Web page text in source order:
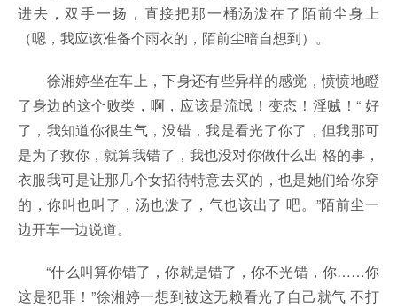
进去，双手一扬，直接把那一桶汤泼在了陌前尘身上
（嗯，我应该准备个雨衣的，陌前尘暗自想到）。
徐湘婷坐在车上，下身还有些异样的感觉，愤愤地瞪
了身边的这个败类，啊，应该是流氓！变态！淫贼！“ 好
了，我知道你很生气，没错，我是看光了你了，但我那可
是为了救你，就算我错了，我也没对你做什么出 格的事，
衣服我可是让那几个女招待特意去买的，也是她们给你穿
的，你叫也叫了，汤也泼了，气也该出了 吧。”陌前尘一
边开车一边说道。
“什么叫算你错了，你就是错了，你不光错，你……你
这是犯罪！”徐湘婷一想到被这无赖看光了自己就气 不打